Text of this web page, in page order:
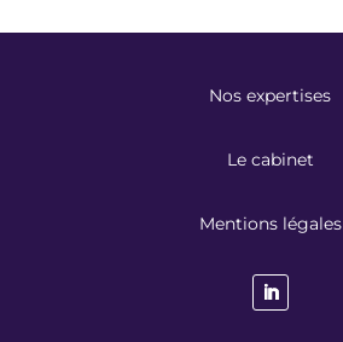
Nos expertises
Le cabinet
Mentions légales